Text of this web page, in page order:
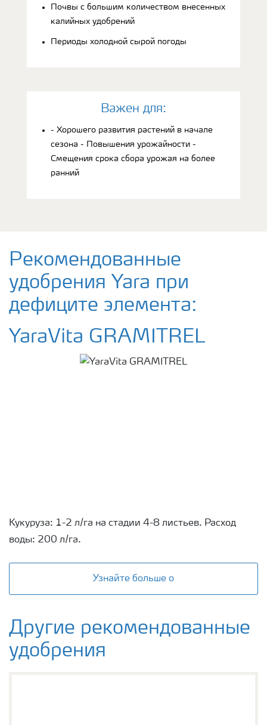
Почвы с большим количеством внесенных
калийных удобрений
Периоды холодной сырой погоды
Bажен для:
- Хорошего развития растений в начале
сезона - Повышения урожайности -
Смещения срока сбора урожая на более
ранний
Рекомендованные
удобрения Yara при
дефиците элемента:
YaraVita GRAMITREL
Кукуруза: 1-2 л/га на стадии 4-8 листьев. Расход
воды: 200 л/га.
Узнайте больше о
Другие рекомендованные
удобрения